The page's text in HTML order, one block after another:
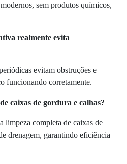
sem produtos químicos,
realmente evita
evitam obstruções e
funcionando corretamente.
caixas de gordura e calhas?
limpeza completa de caixas de
drenagem, garantindo eficiência